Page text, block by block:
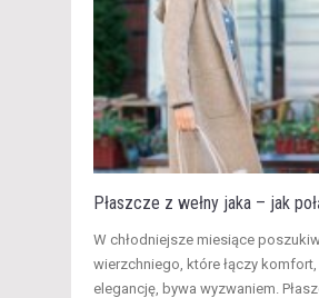
Płaszcze z wełny jaka – jak
W chłodniejsze miesiące
wierzchniego, które łączy komfort,
elegancję, bywa wyzwaniem.